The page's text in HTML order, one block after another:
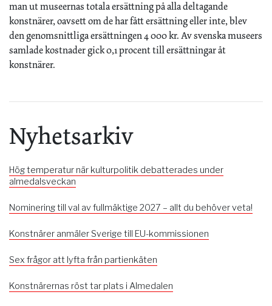
man ut museernas totala ersättning på alla deltagande
konstnärer, oavsett om de har fått ersättning eller inte, blev
den genomsnittliga ersättningen 4 000 kr. Av svenska museers
samlade kostnader gick 0,1 procent till ersättningar åt
konstnärer.
Nyhetsarkiv
Hög temperatur när kulturpolitik debatterades under
almedalsveckan
Nominering till val av fullmäktige 2027 – allt du behöver veta!
Konstnärer anmäler Sverige till EU-kommissionen
Sex frågor att lyfta från partienkäten
Konstnärernas röst tar plats i Almedalen